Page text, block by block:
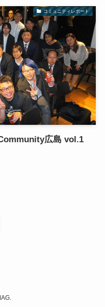
コミュニティレポート
広島 vol.1